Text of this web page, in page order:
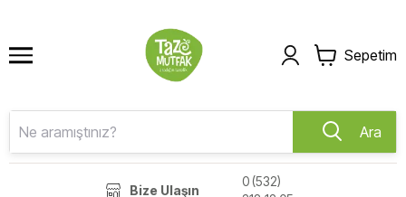
Sepetim
Ara
Bize Ulaşın
0 (532)